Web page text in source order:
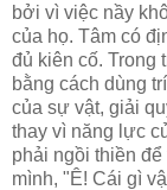
bởi vì việc nầy
của họ. Tâm có
đủ kiên cố. Trong
bằng cách dùng
của sự vật, giải
thay vì năng lực
phải ngồi thiền
mình, "Ê! Cái gì